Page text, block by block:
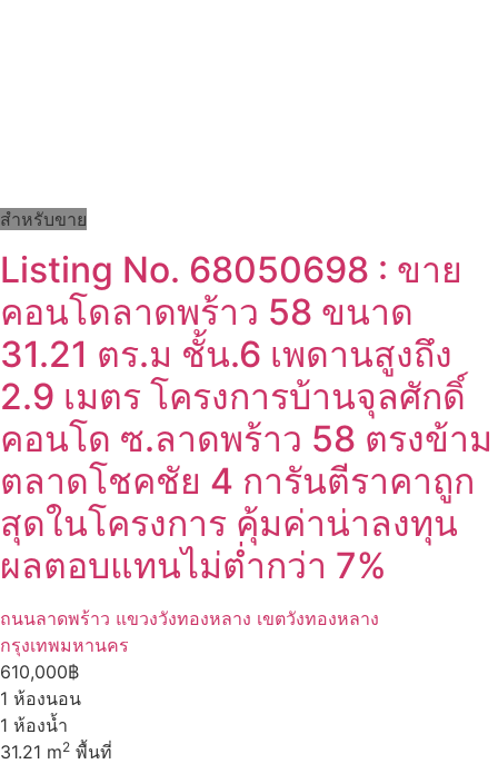
สำหรับขาย
Listing No. 68050698 : ขาย
คอนโดลาดพร้าว 58 ขนาด
31.21 ตร.ม ชั้น.6 เพดานสูงถึง
2.9 เมตร โครงการบ้านจุลศักดิ์
คอนโด ซ.ลาดพร้าว 58 ตรงข้าม
ตลาดโชคชัย 4 การันตีราคาถูก
สุดในโครงการ คุ้มค่าน่าลงทุน
ผลตอบแทนไม่ต่ำกว่า 7%
ถนนลาดพร้าว แขวงวังทองหลาง เขตวังทองหลาง
กรุงเทพมหานคร
610,000฿
1 ห้องนอน
1 ห้องน้ำ
31.21 m2 พื้นที่